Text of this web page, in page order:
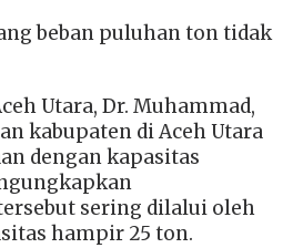
beban puluhan ton tidak
Utara, Dr. Muhammad,
kabupaten di Aceh Utara
dengan kapasitas
sering dilalui oleh
hampir 25 ton.